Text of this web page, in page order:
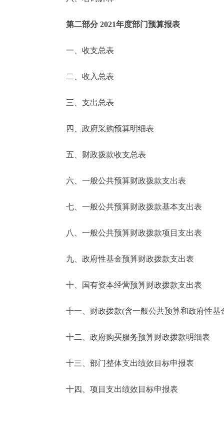
政民互动
12345网上接诉即办
参与调查
走进北京
北京概况
绿色北京
ENGLISH
第二部分 2021年度部门预算报表
一、收支总表
二、收入总表
三、支出总表
四、政府采购预算明细表
五、财政拨款收支总表
六、一般公共预算财政拨款支出表
七、一般公共预算财政拨款基本支出表
八、一般公共预算财政拨款项目支出表
九、政府性基金预算财政拨款支出表
十、国有资本经营预算财政拨款支出表
十一、财政拨款(含一般公共预算和政府性基
十二、政府购买服务预算财政拨款明细表
十三、部门整体支出绩效目标申报表
十四、项目支出绩效目标申报表